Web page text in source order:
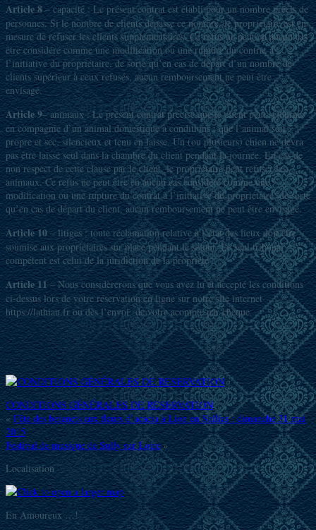
Article 8– capacité : Le présent contrat est établi pour un nombre précis de
personnes. Si le nombre de clients dépasse ce nombre, le propriétaire est en
mesure de refuser les clients supplémentaires. Ce refus ne peut en aucun cas
être considéré comme une modification ou une rupture du contrat à
l’initiative du propriétaire, de sorte qu’en cas de départ d’un nombre de
clients supérieur à ceux refusés, aucun remboursement ne peut être
envisagé.
Article 9– animaux : Le présent contrat précise que le client peut séjourner
en compagnie d’un animal domestique à conditions : que l’animal soit
propre et sec, silencieux et tenu en laisse. Un (ou plusieurs) chien ne devra
pas être laissé seul dans la chambre du client pendant la journée. En cas de
non respect de cette clause par le client, le propriétaire peut refuser les
animaux. Ce refus ne peut être en aucun cas considéré comme une
modification ou une rupture du contrat à l’initiative du propriétaire, de sorte
qu’en cas de départ du client, aucun remboursement ne peut être envisagé.
Article 10– litiges : toute réclamation relative à l’état des lieux doit être
soumise aux propriétaires sur place pendant le séjour. Le seul tribunal
compétent est celui de la juridiction de la propriété
Article 11– Nous considèrerons que vous avez lu et accepté les conditions
ci-dessus lors de votre réservation en ligne sur notre site internet
https://lathiau.fr ou dès l’envoi de votre acompte par chèque.
CONDITIONS GÉNÉRALES DE RESERVATION
«Fête des beignets aux fleurs d’acacia à Lion en Sullias : dimanche 31 mai
2015
Festival de musique de Sully sur Loire»
Localisation
En Amoureux …!